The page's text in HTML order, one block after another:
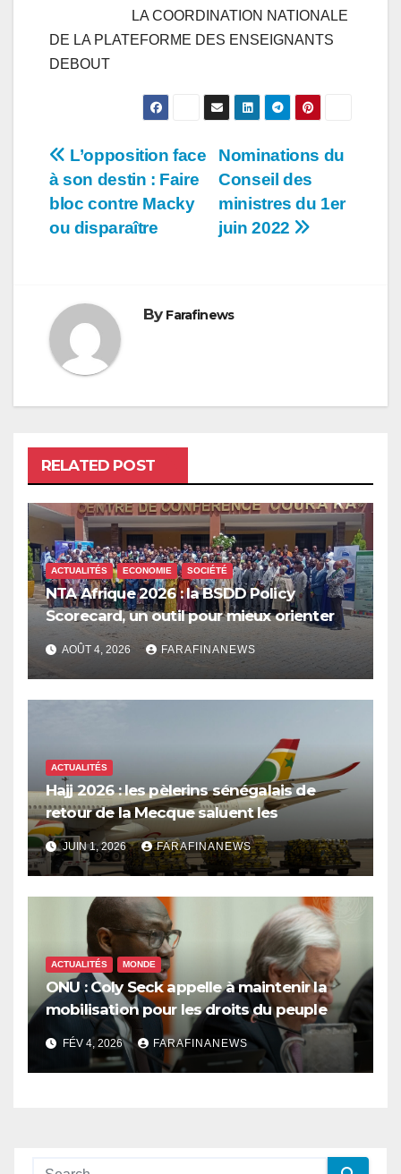
LA COORDINATION NATIONALE
DE LA PLATEFORME DES ENSEIGNANTS
DEBOUT
Navigation
de
l’article
Nominations du
Conseil des
ministres du 1er
juin 2022
L’opposition face
à son destin : Faire
bloc contre Macky
ou disparaître
By Farafinews
RELATED POST
ACTUALITÉS ECONOMIE SOCIÉTÉ
NTA Afrique 2026 : la BSDD Policy
Scorecard, un outil pour mieux orienter
les dépenses publiques
AOÛT 4, 2026 FARAFINANEWS
ACTUALITÉS
Hajj 2026 : les pèlerins sénégalais de
retour de la Mecque saluent les
innovations d’Air Sénégal SA
JUIN 1, 2026 FARAFINANEWS
ACTUALITÉS MONDE
ONU : Coly Seck appelle à maintenir la
mobilisation pour les droits du peuple
palestinien
FÉV 4, 2026 FARAFINANEWS